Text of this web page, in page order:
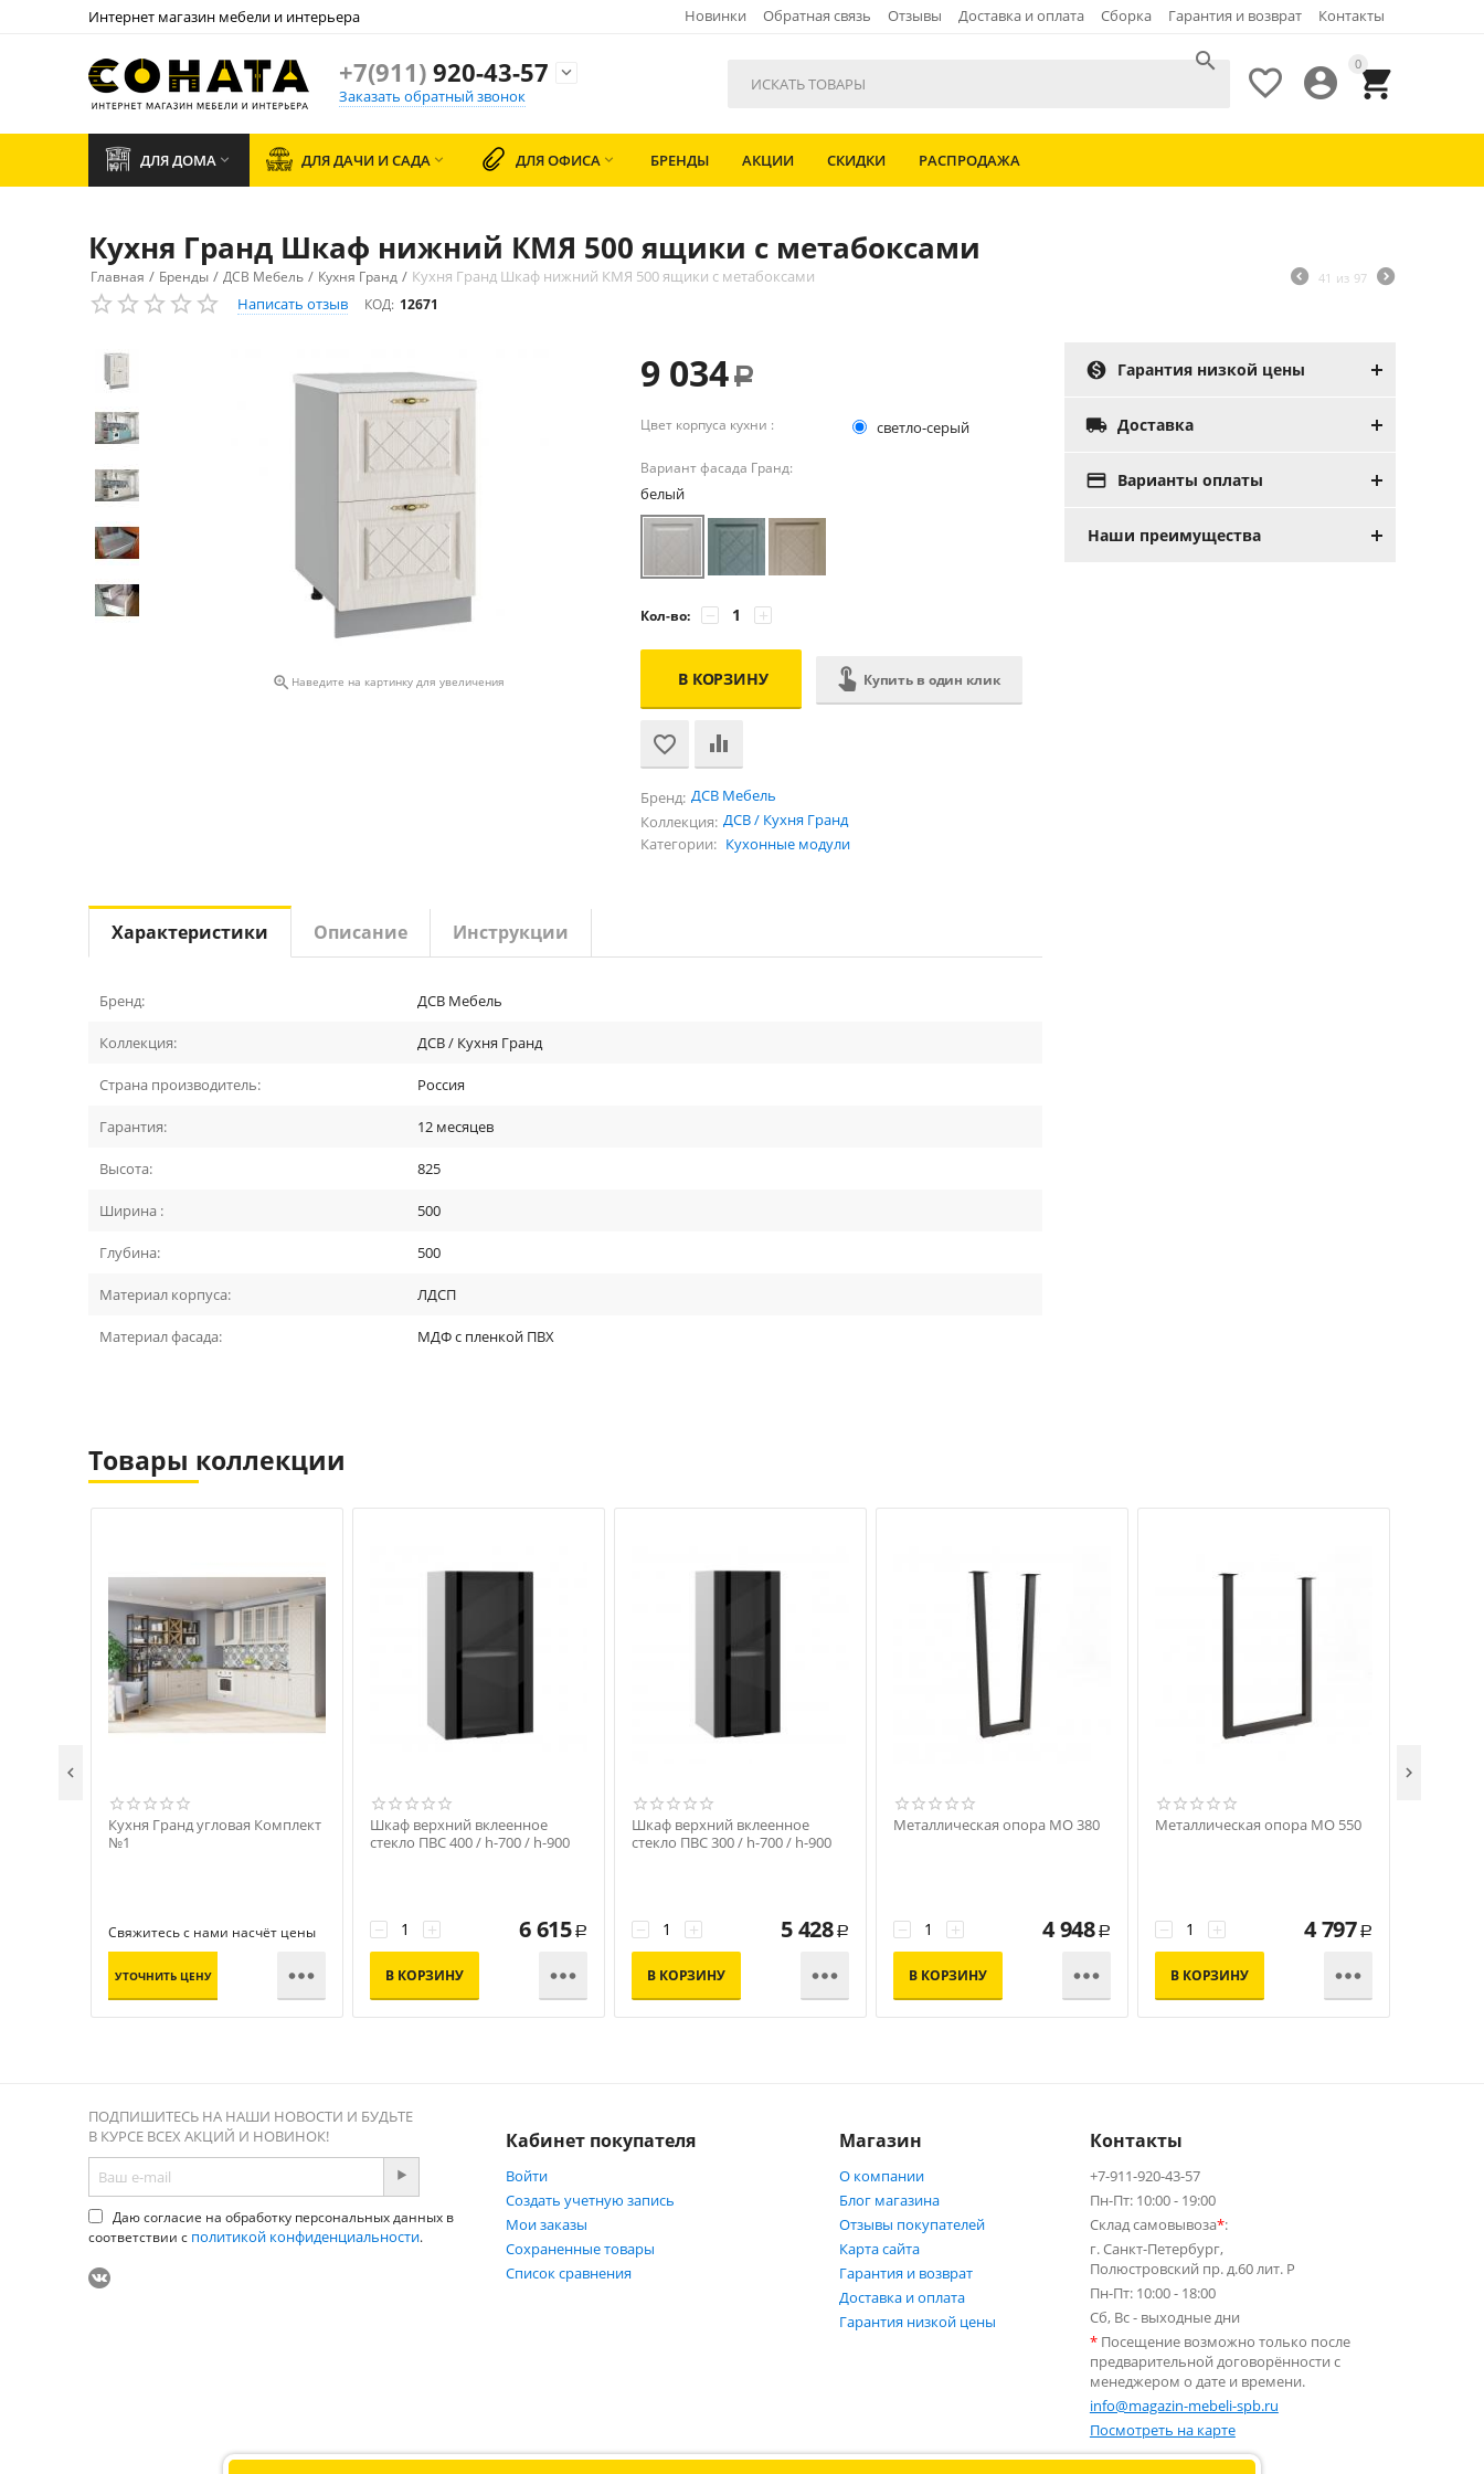
Интернет магазин мебели и интерьера Новинки Обратная связь Отзывы Доставка и оплата Сборка Гарантия и возврат Контакты
+7(911)920-43-57

Заказать обратный звонок
0



ДЛЯ ДОМА  ДЛЯ ДАЧИ И САДА  ДЛЯ ОФИСА  БРЕНДЫ АКЦИИ СКИДКИ РАСПРОДАЖА
Кухня Гранд Шкаф нижний КМЯ 500 ящики с метабоксами
Главная / Бренды / ДСВ Мебель / Кухня Гранд / Кухня Гранд Шкаф нижний КМЯ 500 ящики с метабоксами 41 из 97
Написать отзыв КОД: 12671
 Наведите на картинку для увеличения
9 034 Р
Цвет корпуса кухни : светло-серый
Вариант фасада Гранд:
белый
Кол-во: +
−
В КОРЗИНУ Купить в один клик
Бренд: ДСВ Мебель
Коллекция: ДСВ / Кухня Гранд
Категории: Кухонные модули
 Гарантия низкой цены
 Доставка
 Варианты оплаты
Наши преимущества
Характеристики Описание Инструкции
Бренд: ДСВ Мебель
Коллекция: ДСВ / Кухня Гранд
Страна производитель: Россия
Гарантия: 12 месяцев
Высота: 825
Ширина : 500
Глубина: 500
Материал корпуса: ЛДСП
Материал фасада: МДФ с пленкой ПВХ
Товары коллекции
Кухня Гранд угловая Комплект
№1
Свяжитесь с нами насчёт цены
УТОЧНИТЬ ЦЕНУ 
Шкаф верхний вклеенное
стекло ПВС 400 / h-700 / h-900
+
− 6 615 Р
В КОРЗИНУ 
Шкаф верхний вклеенное
стекло ПВС 300 / h-700 / h-900
+
− 5 428 Р
В КОРЗИНУ 
Металлическая опора МО 380
+
− 4 948 Р
В КОРЗИНУ 
Металлическая опора МО 550
+
− 4 797 Р
В КОРЗИНУ 
 
ПОДПИШИТЕСЬ НА НАШИ НОВОСТИ И БУДЬТЕ
В КУРСЕ ВСЕХ АКЦИЙ И НОВИНОК!
Даю согласие на обработку персональных данных в
соответствии с политикой конфиденциальности.
Кабинет покупателя
Войти
Создать учетную запись
Мои заказы
Сохраненные товары
Список сравнения
Магазин
О компании
Блог магазина
Отзывы покупателей
Карта сайта
Гарантия и возврат
Доставка и оплата
Гарантия низкой цены
Контакты
+7-911-920-43-57
Пн-Пт: 10:00 - 19:00
Склад самовывоза*:
г. Санкт-Петербург,
Полюстровский пр. д.60 лит. Р
Пн-Пт: 10:00 - 18:00
Сб, Вс - выходные дни
*Посещение возможно только после
предварительной договорённости с
менеджером о дате и времени.
info@magazin-mebeli-spb.ru
Посмотреть на карте